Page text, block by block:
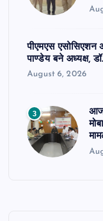
पीएमएस
पाण्डेय बने अध्यक्ष,
August 6, 2026
3